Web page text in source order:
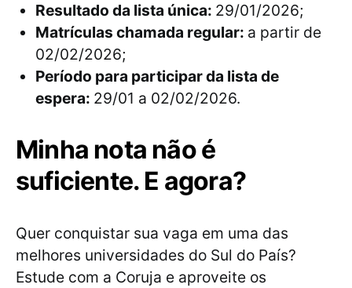
Resultado da lista única: 29/01/2026;
Matrículas chamada regular: a partir de
02/02/2026;
Período para participar da lista de
espera: 29/01 a 02/02/2026.
Minha nota não é
suficiente. E agora?
Quer conquistar sua vaga em uma das
melhores universidades do Sul do País?
Estude com a Coruja e aproveite os